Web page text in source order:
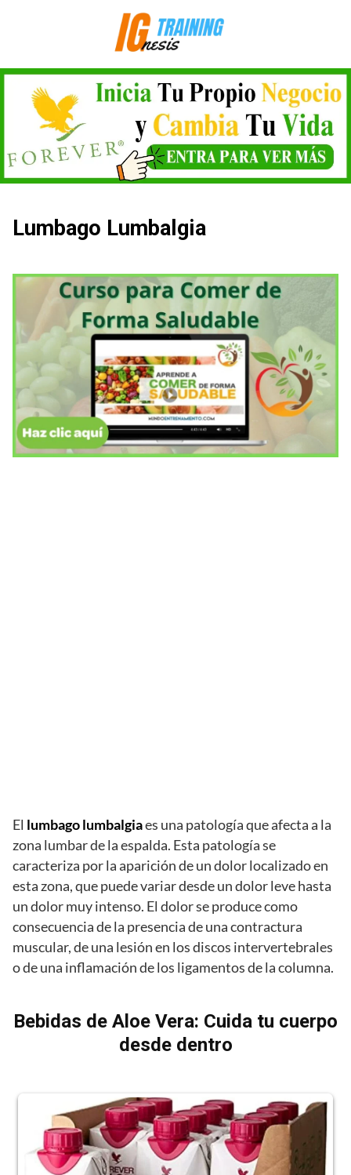
Lumbago Lumbalgia
El lumbago lumbalgiaes una patología que afecta a la
zona lumbar de la espalda. Esta patología se
caracteriza por la aparición de un dolor localizado en
esta zona, que puede variar desde un dolor leve hasta
un dolor muy intenso. El dolor se produce como
consecuencia de la presencia de una contractura
muscular, de una lesión en los discos intervertebrales
o de una inflamación de los ligamentos de la columna.
Bebidas de Aloe Vera: Cuida tu cuerpo
desde dentro